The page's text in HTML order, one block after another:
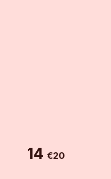
14€20